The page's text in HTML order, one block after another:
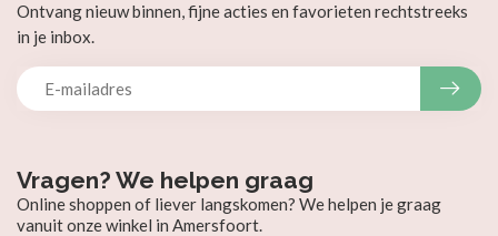
Vragen? We helpen graag
Online shoppen of liever langskomen? We helpen je graag
vanuit onze winkel in Amersfoort.
Ontvang nieuw binnen, fijne acties en favorieten rechtstreeks
in je inbox.